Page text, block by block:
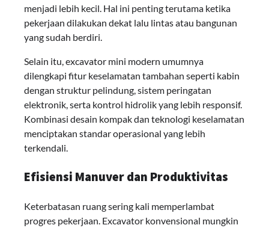
menjadi lebih kecil. Hal ini penting terutama ketika
pekerjaan dilakukan dekat lalu lintas atau bangunan
yang sudah berdiri.
Selain itu, excavator mini modern umumnya
dilengkapi fitur keselamatan tambahan seperti kabin
dengan struktur pelindung, sistem peringatan
elektronik, serta kontrol hidrolik yang lebih responsif.
Kombinasi desain kompak dan teknologi keselamatan
menciptakan standar operasional yang lebih
terkendali.
Efisiensi Manuver dan Produktivitas
Keterbatasan ruang sering kali memperlambat
progres pekerjaan. Excavator konvensional mungkin